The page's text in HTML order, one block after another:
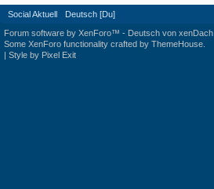
Social Aktuell Deutsch [Du]
Forum software by XenForo™ - Deutsch von xenDach
Some XenForo functionality crafted by ThemeHouse
| Style by Pixel Exit